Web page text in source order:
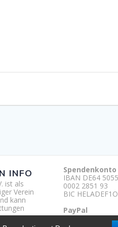
INFO
ist als
Verein
kann
Spendenkonto
IBAN DE64
0002 2851 93
BIC
PayPal
http://